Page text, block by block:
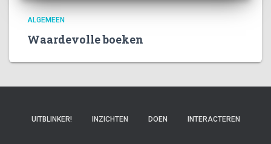
ALGEMEEN
Waardevolle boeken
UITBLINKER! INZICHTEN DOEN INTERACTEREN